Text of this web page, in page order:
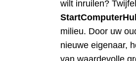
wilt inruilen?
milieu. Door uw
nieuwe eigenaar,